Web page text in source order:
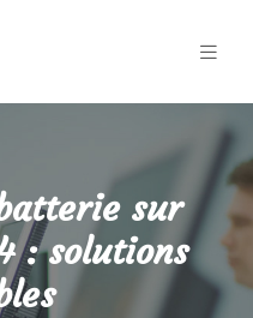
sur
: solutions